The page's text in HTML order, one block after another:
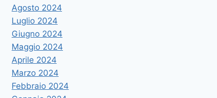
Agosto 2024
Luglio 2024
Giugno 2024
Maggio 2024
Aprile 2024
Marzo 2024
Febbraio 2024